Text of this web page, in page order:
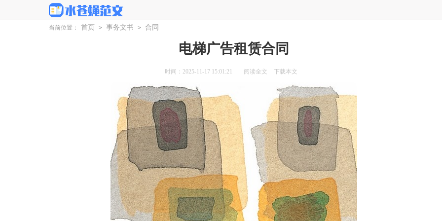
当前位置： 首页 > 事务文书 > 合同
电梯广告租赁合同
时间：2025-11-17 15:01:21 阅读全文 下载本文